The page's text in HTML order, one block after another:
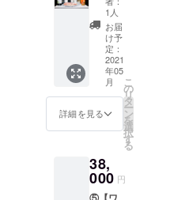
1本) ・
秋田県
田沢湖
産生ハ
ム(60×2
パック)
★当店
でも人
気のあ
ススメ
のセッ
トで
セット
】
28,000
円 ※
税、
クール
便代込
み ・モ
ルドバ
共和国
産ワイ
(白1
本・赤2
本) ・
1人
お届
け予
定：
2021
年05
月
詳細を見る
こ
の
リ
タ
ー
ン
を
選
択
す
る
38,
000 円